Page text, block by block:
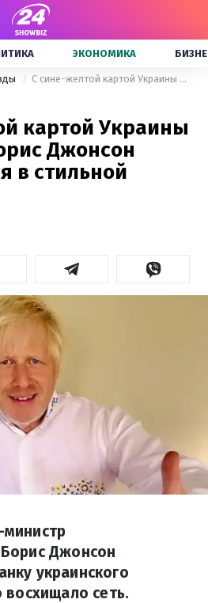
ЭКОНОМИКА
С сине-желтой картой Украины на сердце: Борис Джонсон покрасовался в стильной вышиванке
картой Украины
Джонсон
в стильной
Джонсон
украинского
сеть.